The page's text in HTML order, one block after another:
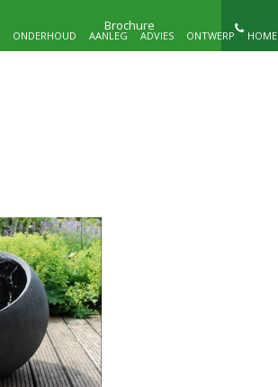
HOME
ONTWERP
ADVIES
AANLEG
ONDERHOUD
Brochure